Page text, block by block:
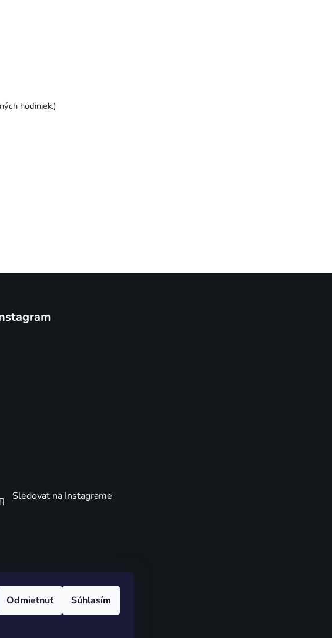
Odmietnuť Súhlasím
hodiniek.)
Sledovať na Instagrame